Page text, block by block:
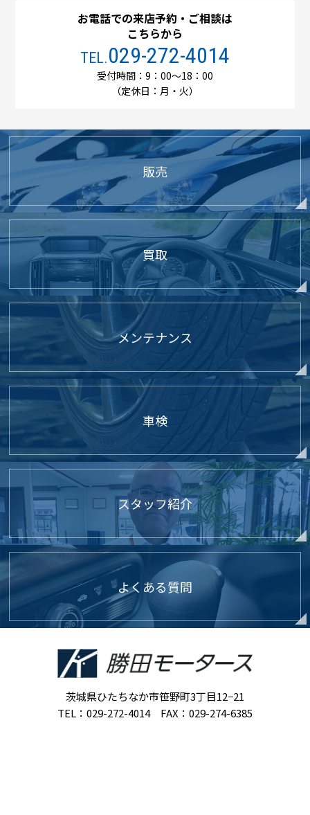
お電話での来店予約・ご相談は
こちらから
TEL.029-272-4014
受付時間：9：00～18：00
（定休日：月・火）
販売
買取
メンテナンス
車検
スタッフ紹介
よくある質問
茨城県ひたちなか市笹野町3丁目12−21
TEL：029-272-4014 FAX：029-274-6385